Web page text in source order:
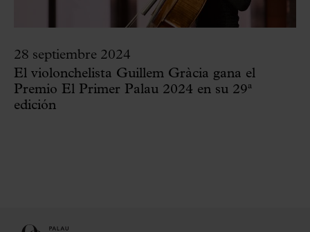
28 septiembre 2024
El violonchelista Guillem Gràcia gana el
Premio El Primer Palau 2024 en su 29ª
edición